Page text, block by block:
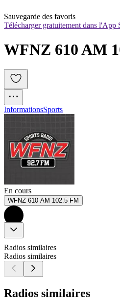
Sauvegarde des favoris
Télécharger gratuitement dans l'App
WFNZ 610 AM
InformationsSports
En cours
WFNZ 610 AM 102.5 FM
Radios similaires
Radios similaires
Radios similaires